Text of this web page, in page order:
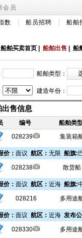
会员
数 船员招聘 船舶
船舶买卖首页 船舶出售 船
船舶类型：
建造年份：
出售信息
编号
船舶类
028239
集装箱
价： 面议 航区： 无限 船旗:
028238
散货船
价： 面议 航区： 近海 船旗:
028216
多用途
价： 面议 航区： 近海 发布
028330
多用途